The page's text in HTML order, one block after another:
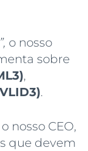
o nosso
sobre
,
.
nosso CEO,
que devem